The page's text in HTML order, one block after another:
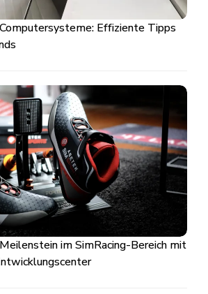
Effiziente Tipps
im SimRacing-Bereich mit